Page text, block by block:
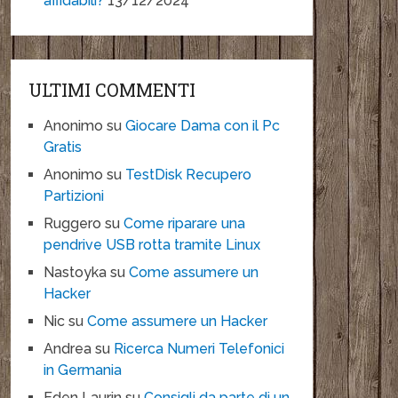
ULTIMI COMMENTI
Anonimo suGiocare Dama con il Pc
Gratis
Anonimo su TestDisk Recupero
Partizioni
Ruggero suCome riparare una
pendrive USB rotta tramite Linux
Nastoyka suCome assumere un
Hacker
Nic suCome assumere un Hacker
Andrea su Ricerca Numeri Telefonici
in Germania